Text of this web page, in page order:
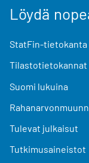
Löydä
StatFin-tietokanta
Tilastotietokannat
Suomi lukuina
Tulevat julkaisut
Tutkimusaineistot